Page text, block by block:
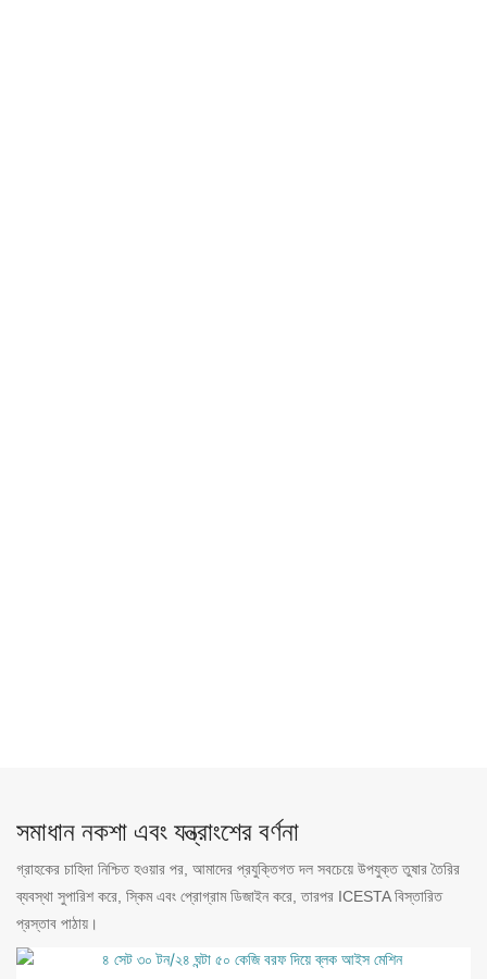
সমাধান নকশা এবং যন্ত্রাংশের বর্ণনা
গ্রাহকের চাহিদা নিশ্চিত হওয়ার পর, আমাদের প্রযুক্তিগত দল সবচেয়ে উপযুক্ত তুষার তৈরির
ব্যবস্থা সুপারিশ করে, স্কিম এবং প্রোগ্রাম ডিজাইন করে, তারপর ICESTA বিস্তারিত
প্রস্তাব পাঠায়।